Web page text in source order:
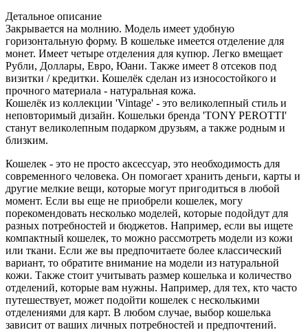
Детальное описание
Закрывается на молнию. Модель имеет удобную
горизонтальную форму. В кошельке имеется отделение для
монет. Имеет четыре отделения для купюр. Легко вмещает
Рубли, Доллары, Евро, Юани. Также имеет 8 отсеков под
визитки / кредитки. Кошелёк сделан из износостойкого и
прочного материала - натуральная кожа.
Кошелёк из коллекции 'Vintage' - это великолепный стиль и
неповторимый дизайн. Кошельки бренда 'TONY PEROTTI'
станут великолепным подарком друзьям, а также родным и
близким.
Кошелек - это не просто аксессуар, это необходимость для
современного человека. Он помогает хранить деньги, карты и
другие мелкие вещи, которые могут пригодиться в любой
момент. Если вы еще не приобрели кошелек, могу
порекомендовать несколько моделей, которые подойдут для
разных потребностей и бюджетов. Например, если вы ищете
компактный кошелек, то можно рассмотреть модели из кожи
или ткани. Если же вы предпочитаете более классический
вариант, то обратите внимание на модели из натуральной
кожи. Также стоит учитывать размер кошелька и количество
отделений, которые вам нужны. Например, для тех, кто часто
путешествует, может подойти кошелек с несколькими
отделениями для карт. В любом случае, выбор кошелька
зависит от ваших личных потребностей и предпочтений.